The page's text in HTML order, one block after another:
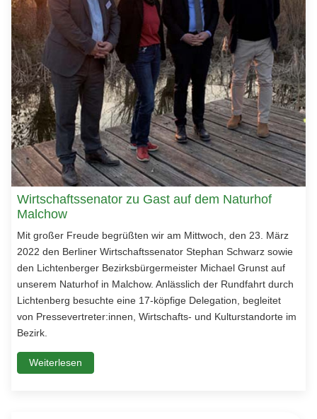
Wirtschaftssenator zu Gast auf dem Naturhof
Malchow
Mit großer Freude begrüßten wir am Mittwoch, den 23. März
2022 den Berliner Wirtschaftssenator Stephan Schwarz sowie
den Lichtenberger Bezirksbürgermeister Michael Grunst auf
unserem Naturhof in Malchow. Anlässlich der Rundfahrt durch
Lichtenberg besuchte eine 17-köpfige Delegation, begleitet
von Pressevertreter:innen, Wirtschafts- und Kulturstandorte im
Bezirk.
Weiterlesen